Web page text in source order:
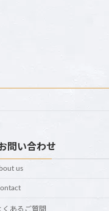
問い合わせ
us
くあるご質問